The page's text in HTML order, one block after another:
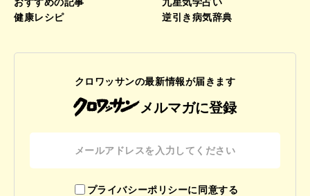
健康レシピ
逆引き病気辞典
クロワッサンの最新情報が届きます
メルマガに登録
プライバシーポリシーに同意する